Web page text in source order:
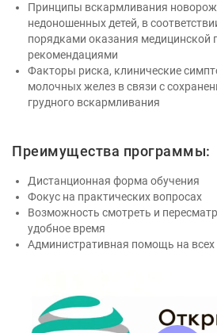
Принципы вскармливания
недоношенных детей, в
порядками оказания
рекомендациями
Факторы риска, клинические
молочных желез в связи с
грудного вскармливания
Преимущества программы:
Дистанционная форма обучения
Фокус на практических вопросах
Возможность смотреть и
удобное время
Административная помощь на всех